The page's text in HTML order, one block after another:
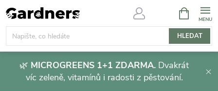
Přejít
na
obsah
HLEDAT
NÁKUPNÍ
KOŠÍK
🌿 MICROGREENS 1+1 ZDARMA. Dvakrát
víc zeleně, vitamínů i radosti z pěstování.